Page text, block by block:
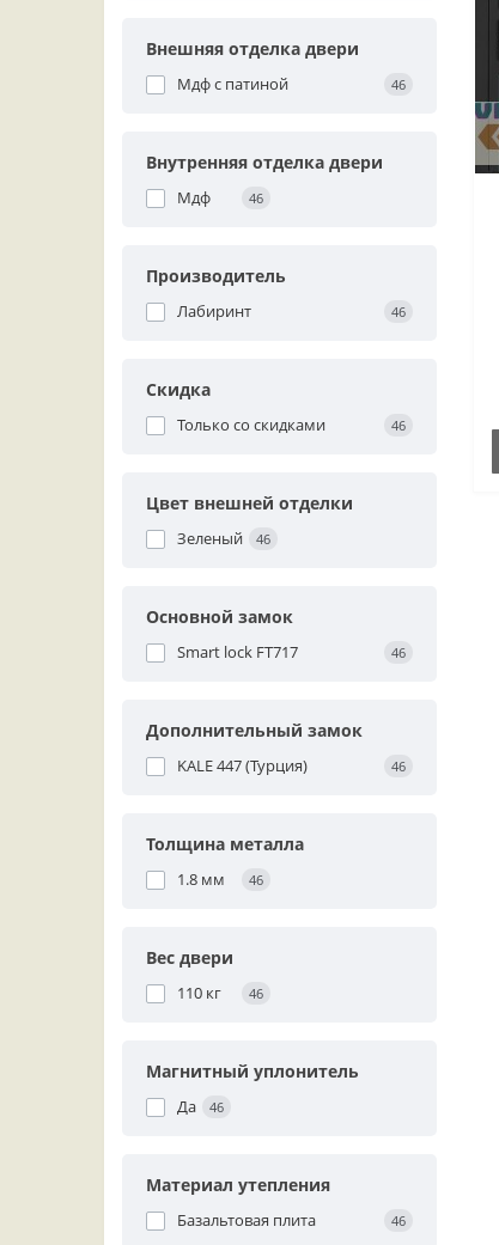
Внешняя отделка двери
Мдф с патиной 46
Внутренняя отделка двери
Мдф 46
Производитель
Лабиринт 46
Скидка
Только со cкидками 46
Цвет внешней отделки
Зеленый 46
Основной замок
Smart lock FT717 46
Дополнительный замок
KALE 447 (Турция) 46
Толщина металла
1.8 мм 46
Вес двери
110 кг 46
Магнитный уплонитель
Да 46
Материал утепления
Базальтовая плита 46